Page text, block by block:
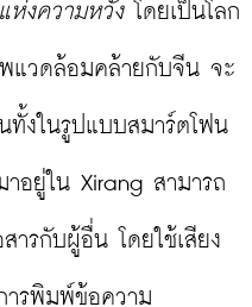
ห่งความหวัง โดยเป็นโลก
พแวดล้อมคล้ายกับจีน จะ
ทั้งในรูปแบบสมาร์ตโฟน
อยู่ใน Xirang สามารถ
รกับผู้อื่น โดยใช้เสียง